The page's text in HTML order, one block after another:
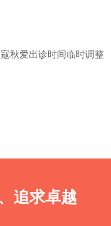
秋爱出诊时间临时调整
追求卓越